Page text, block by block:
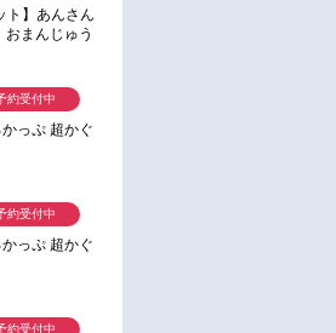
ト】あんさん
まんじゅう
ねくすと2
かっぷ 超かぐ
約受付中
かっぷ 超かぐ
約受付中
約受付中